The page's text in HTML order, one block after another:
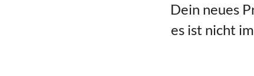
Dein neues
es ist nicht